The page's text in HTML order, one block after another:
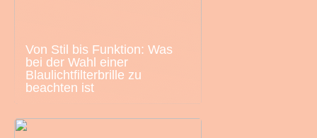
Von Stil bis Funktion: Was
bei der Wahl einer
Blaulichtfilterbrille zu
beachten ist